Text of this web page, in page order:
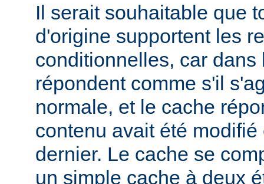
Il serait souhaitable que
d'origine supportent les
conditionnelles, car
répondent comme s'il
normale, et le cache
contenu avait été
dernier. Le cache se
un simple cache à deux